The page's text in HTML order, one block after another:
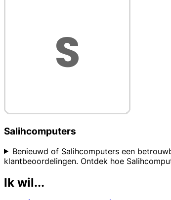
Salihcomputers
Benieuwd of Salihcomputers een
klantbeoordelingen. Ontdek hoe
Ik wil...